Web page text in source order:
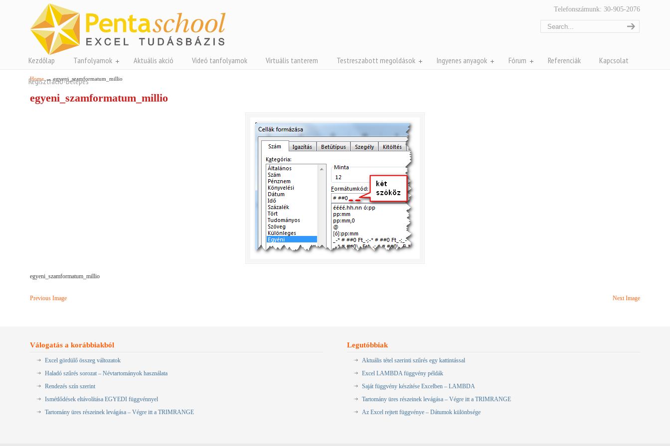
Telefonszámunk: 30-905-2076
Kezdőlap Tanfolyamok Aktuális akció Videó tanfolyamok Virtuális tanterem Testreszabott megoldások Ingyenes anyagok Fórum Referenciák Kapcsolat
Regisztráció-Belépés
Home→egyeni_szamformatum_millio
egyeni_szamformatum_millio
egyeni_szamformatum_millio
Previous Image Next Image
Válogatás a korábbiakból
Excel gördülő összeg változatok
Haladó szűrés sorozat – Névtartományok használata
Rendezés szín szerint
Ismétlődések eltávolítása EGYEDI függvénnyel
Tartomány üres részeinek levágása – Végre itt a TRIMRANGE
Legutóbbiak
Aktuális tétel szerinti szűrés egy kattintással
Excel LAMBDA függvény példák
Saját függvény készítése Excelben – LAMBDA
Tartomány üres részeinek levágása – Végre itt a TRIMRANGE
Az Excel rejtett függvénye – Dátumok különbsége